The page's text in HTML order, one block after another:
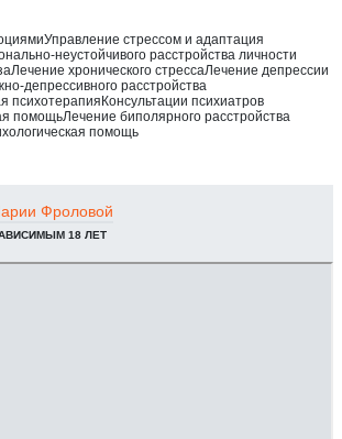
Управление стрессом и адаптация
неустойчивого расстройства личности
Лечение хронического стрессаЛечение депрессии
депрессивного расстройства
психотерапияКонсультации психиатров
помощьЛечение биполярного расстройства
помощь
Фроловой
18 ЛЕТ